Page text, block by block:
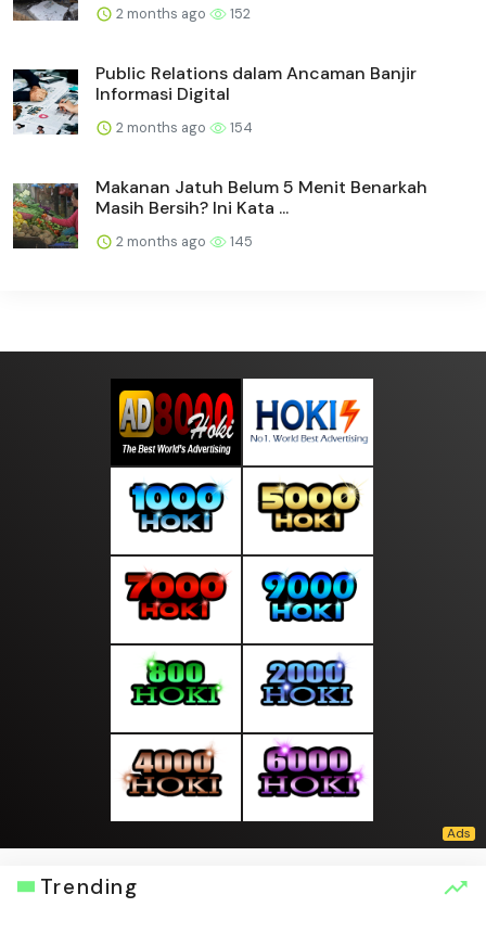
2 months ago 152
Public Relations dalam Ancaman Banjir
Informasi Digital
2 months ago 154
Makanan Jatuh Belum 5 Menit Benarkah
Masih Bersih? Ini Kata ...
2 months ago 145
Trending